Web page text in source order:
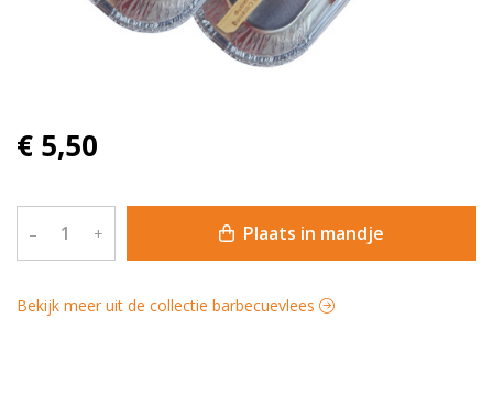
€ 5,50
– + Plaats in mandje
Bekijk meer uit de collectie barbecuevlees